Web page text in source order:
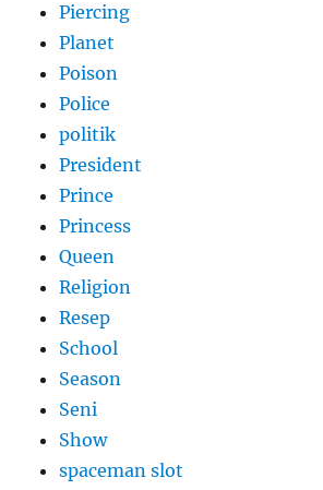
Piercing
Planet
Poison
Police
politik
President
Prince
Princess
Queen
Religion
Resep
School
Season
Seni
Show
spaceman slot